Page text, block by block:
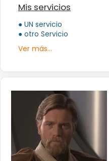
Mis servicios
● UN servicio
● otro Servicio
Ver más...